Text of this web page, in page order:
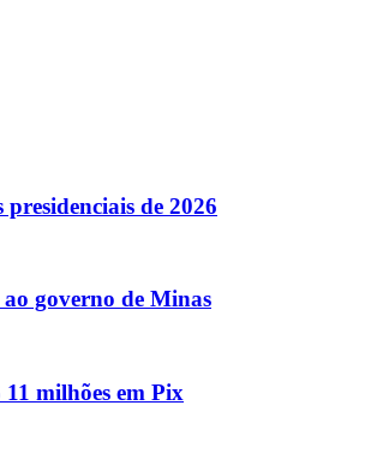
de 2026
governo de Minas
milhões em Pix